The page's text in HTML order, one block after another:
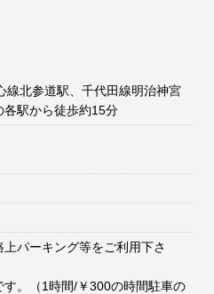
線北参道駅、千代田線明治神宮
駅から徒歩約15分
パーキング等をご利用下さ
。（1時間/￥300の時間駐車の